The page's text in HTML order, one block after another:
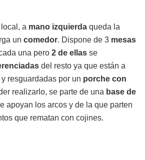
a mano izquierda queda la
un comedor. Dispone de 3 mesas
una pero 2 de ellas se
del resto ya que están a
y resguardadas por un porche con
realizarlo, se parte de una base de
apoyan los arcos y de la que parten
que rematan con cojines.